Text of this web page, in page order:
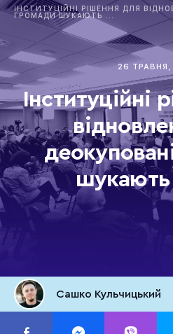
ІНСТИТУЦІЙНІ РІШЕННЯ ДЛЯ
ГРОМАДИ ШУКАЮТЬ ...
26 ТРАВНЯ,
Інституційні
шукають
Сашко Кульчицький